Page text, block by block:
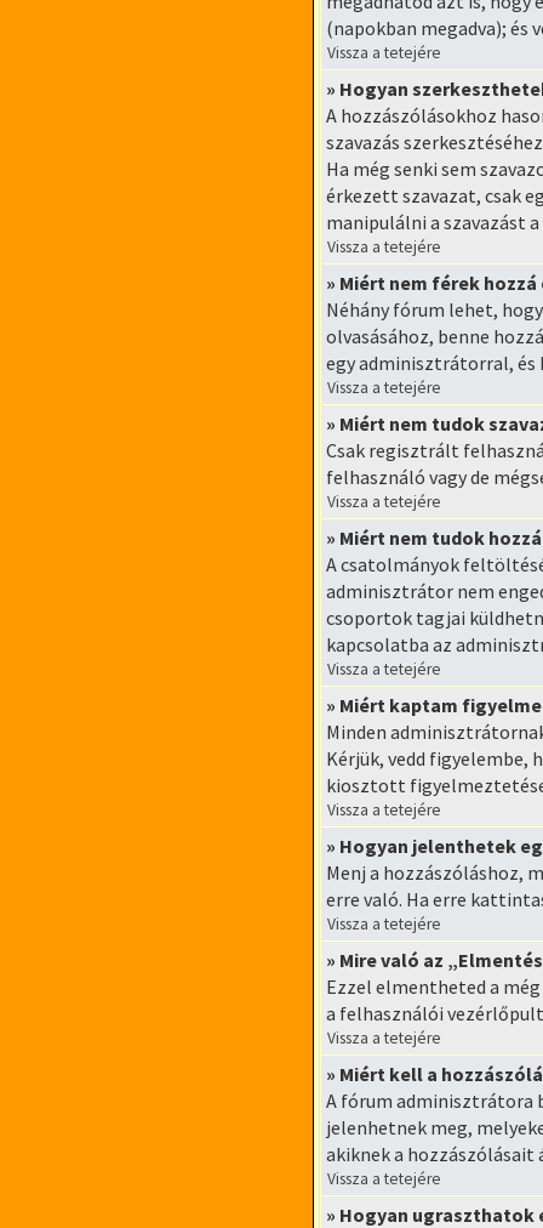
(napokban megadva);
Vissza a tetejére
» Hogyan
A hozzászólásokhoz
szavazás
Ha még senki sem
érkezett szavazat, csak
manipulálni a szavazást
Vissza a tetejére
» Miért nem férek
Néhány fórum lehet,
olvasásához, benne
egy adminisztrátorral,
Vissza a tetejére
» Miért nem tudok
Csak regisztrált
felhasználó vagy de
Vissza a tetejére
» Miért nem tudok
A csatolmányok
adminisztrátor nem
csoportok tagjai
kapcsolatba az
Vissza a tetejére
» Miért kaptam
Minden
Kérjük, vedd figyelembe,
kiosztott
Vissza a tetejére
» Hogyan jelenthetek
Menj a hozzászóláshoz,
erre való. Ha erre
Vissza a tetejére
» Mire való az
Ezzel elmentheted a
a felhasználói
Vissza a tetejére
» Miért kell a
A fórum adminisztrátora
jelenhetnek meg,
akiknek a
Vissza a tetejére
» Hogyan ugraszthatok